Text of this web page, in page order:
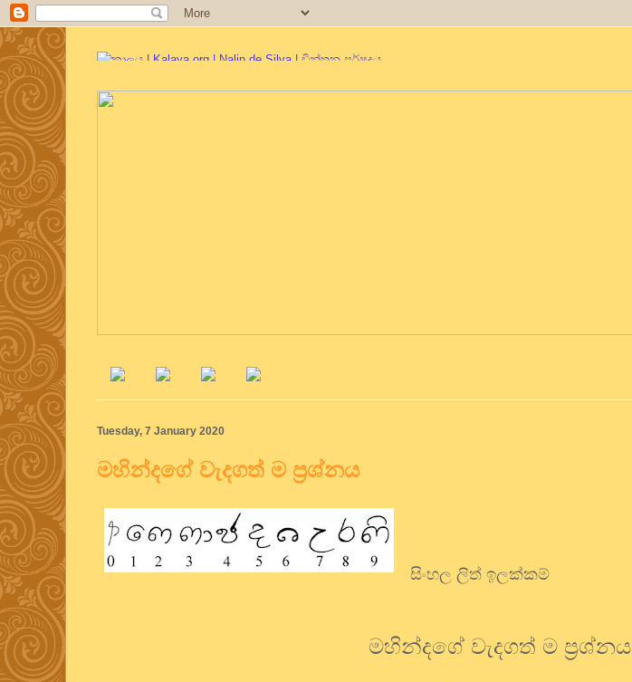
Tuesday, 7 January 2020
මහින්දගේ වැදගත් ම ප්‍රශ්නය
සිංහල ලිත් ඉලක්කම්
මහින්දගේ වැදගත් ම ප්‍රශ්නය